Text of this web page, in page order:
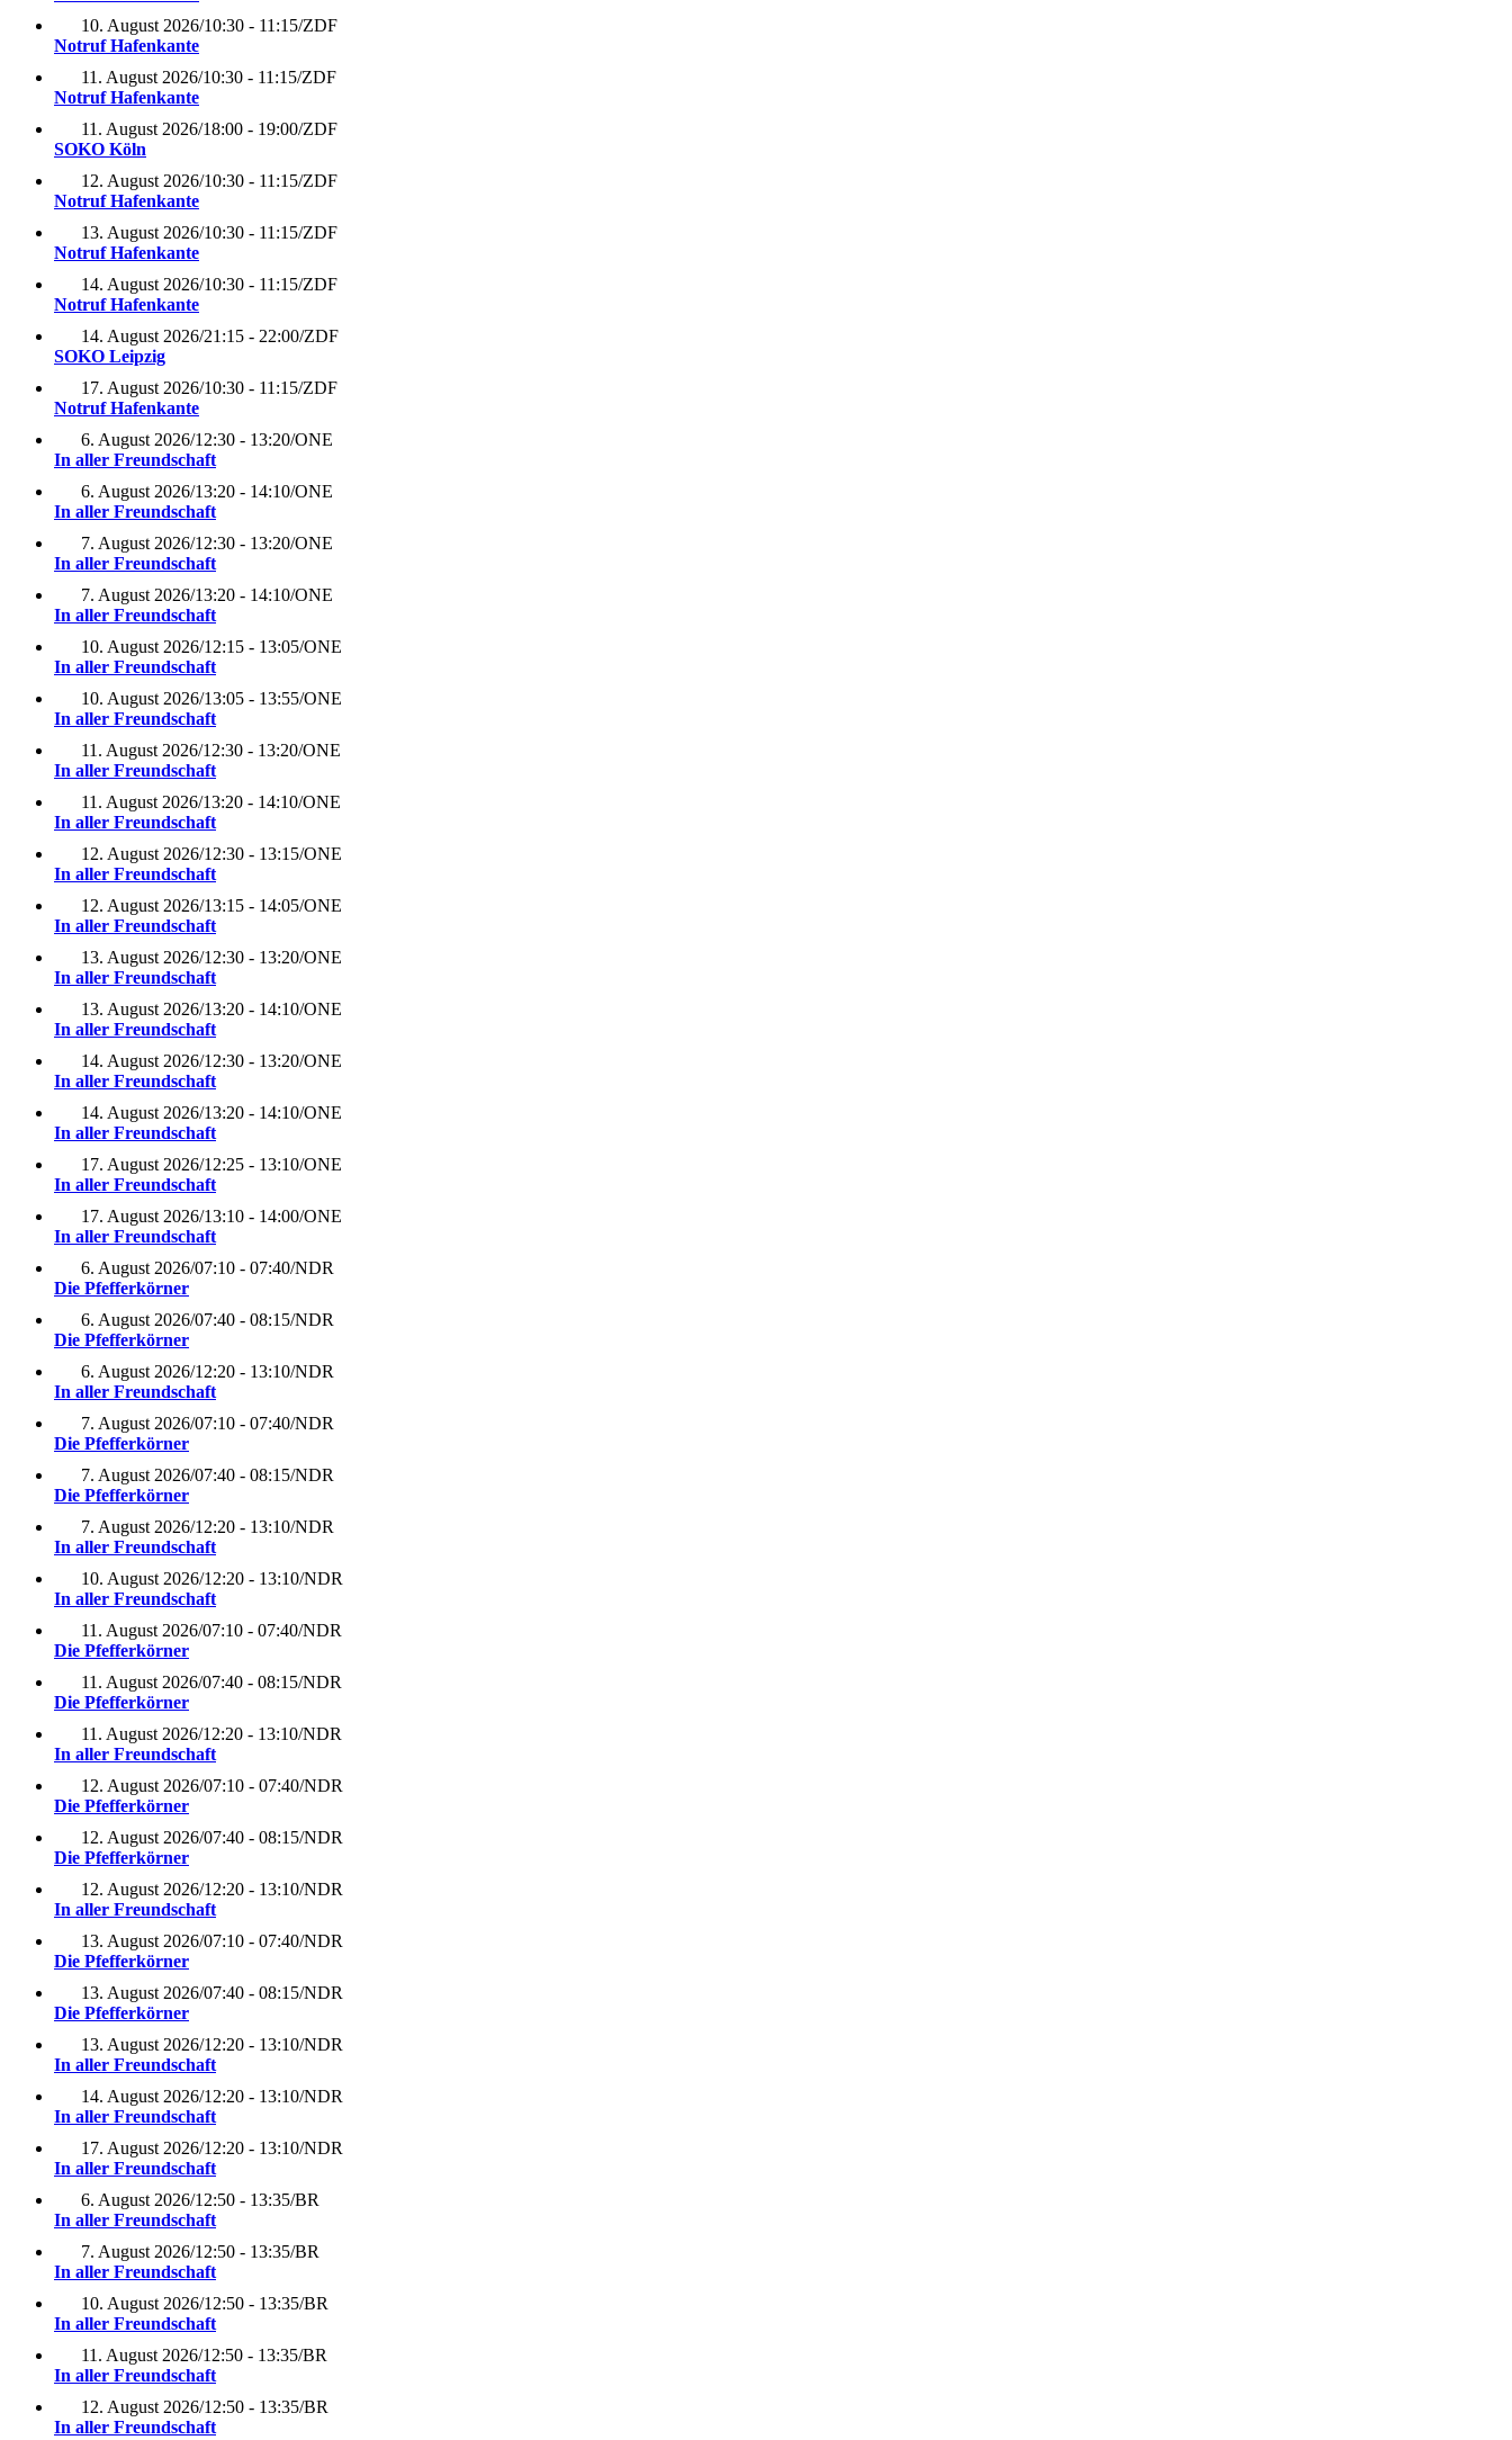
10. August 2026/10:30 - 11:15/ZDF
Notruf Hafenkante
11. August 2026/10:30 - 11:15/ZDF
Notruf Hafenkante
11. August 2026/18:00 - 19:00/ZDF
SOKO Köln
12. August 2026/10:30 - 11:15/ZDF
Notruf Hafenkante
13. August 2026/10:30 - 11:15/ZDF
Notruf Hafenkante
14. August 2026/10:30 - 11:15/ZDF
Notruf Hafenkante
14. August 2026/21:15 - 22:00/ZDF
SOKO Leipzig
17. August 2026/10:30 - 11:15/ZDF
Notruf Hafenkante
6. August 2026/12:30 - 13:20/ONE
In aller Freundschaft
6. August 2026/13:20 - 14:10/ONE
In aller Freundschaft
7. August 2026/12:30 - 13:20/ONE
In aller Freundschaft
7. August 2026/13:20 - 14:10/ONE
In aller Freundschaft
10. August 2026/12:15 - 13:05/ONE
In aller Freundschaft
10. August 2026/13:05 - 13:55/ONE
In aller Freundschaft
11. August 2026/12:30 - 13:20/ONE
In aller Freundschaft
11. August 2026/13:20 - 14:10/ONE
In aller Freundschaft
12. August 2026/12:30 - 13:15/ONE
In aller Freundschaft
12. August 2026/13:15 - 14:05/ONE
In aller Freundschaft
13. August 2026/12:30 - 13:20/ONE
In aller Freundschaft
13. August 2026/13:20 - 14:10/ONE
In aller Freundschaft
14. August 2026/12:30 - 13:20/ONE
In aller Freundschaft
14. August 2026/13:20 - 14:10/ONE
In aller Freundschaft
17. August 2026/12:25 - 13:10/ONE
In aller Freundschaft
17. August 2026/13:10 - 14:00/ONE
In aller Freundschaft
6. August 2026/07:10 - 07:40/NDR
Die Pfefferkörner
6. August 2026/07:40 - 08:15/NDR
Die Pfefferkörner
6. August 2026/12:20 - 13:10/NDR
In aller Freundschaft
7. August 2026/07:10 - 07:40/NDR
Die Pfefferkörner
7. August 2026/07:40 - 08:15/NDR
Die Pfefferkörner
7. August 2026/12:20 - 13:10/NDR
In aller Freundschaft
10. August 2026/12:20 - 13:10/NDR
In aller Freundschaft
11. August 2026/07:10 - 07:40/NDR
Die Pfefferkörner
11. August 2026/07:40 - 08:15/NDR
Die Pfefferkörner
11. August 2026/12:20 - 13:10/NDR
In aller Freundschaft
12. August 2026/07:10 - 07:40/NDR
Die Pfefferkörner
12. August 2026/07:40 - 08:15/NDR
Die Pfefferkörner
12. August 2026/12:20 - 13:10/NDR
In aller Freundschaft
13. August 2026/07:10 - 07:40/NDR
Die Pfefferkörner
13. August 2026/07:40 - 08:15/NDR
Die Pfefferkörner
13. August 2026/12:20 - 13:10/NDR
In aller Freundschaft
14. August 2026/12:20 - 13:10/NDR
In aller Freundschaft
17. August 2026/12:20 - 13:10/NDR
In aller Freundschaft
6. August 2026/12:50 - 13:35/BR
In aller Freundschaft
7. August 2026/12:50 - 13:35/BR
In aller Freundschaft
10. August 2026/12:50 - 13:35/BR
In aller Freundschaft
11. August 2026/12:50 - 13:35/BR
In aller Freundschaft
12. August 2026/12:50 - 13:35/BR
In aller Freundschaft